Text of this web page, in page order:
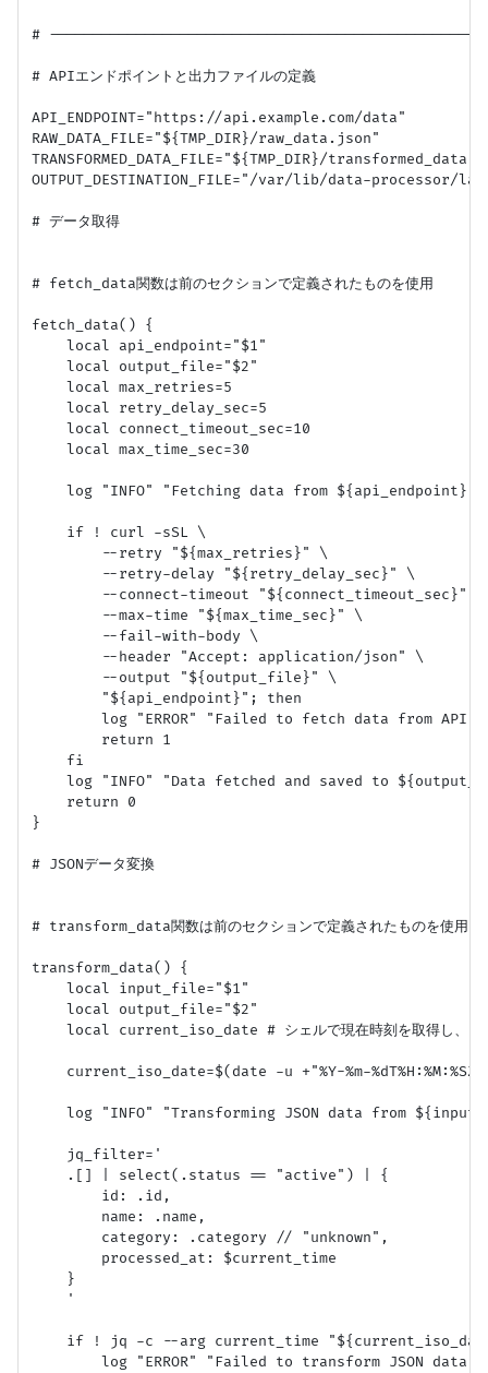
#
# APIエンドポイントと出力ファイルの定義
API_ENDPOINT="https://api.example.com/data"
RAW_DATA_FILE="${TMP_DIR}/raw_data.json"
TRANSFORMED_DATA_FILE="${TMP_DIR}/
OUTPUT_DESTINATION_FILE="/var/lib/data-processor/
# データ取得
# fetch_data関数は前のセクションで定義されたものを使用
fetch_data() {
    local api_endpoint="$1"
    local output_file="$2"
    local max_retries=5
    local retry_delay_sec=5
    local connect_timeout_sec=10
    local max_time_sec=30
log "INFO" "Fetching data from
    if ! curl -sSL \
        --retry "${max_retries}" \
        --retry-delay "${retry_delay_sec}" \
        --connect-timeout "${connect_timeout_sec}" \
        --max-time "${max_time_sec}" \
        --fail-with-body \
        --header "Accept: application/json" \
        --output "${output_file}" \
        "${api_endpoint}"; then
log "ERROR" "Failed to fetch data from API:
        return 1
    fi
log "INFO" "Data fetched and saved to
    return 0
}
# JSONデータ変換
# transform_data関数は前のセクションで定義されたものを使用
transform_data() {
    local input_file="$1"
    local output_file="$2"
local current_iso_date # シェルで現在時刻を取得し、jq
current_iso_date=$(date -u +"%Y-%m-
log "INFO" "Transforming JSON data from
    jq_filter='
    .[] | select(.status == "active") | {
        id: .id,
        name: .name,
        category: .category // "unknown",
        processed_at: $current_time
    }
    '
if ! jq -c --arg current_time
log "ERROR" "Failed to transform JSON data